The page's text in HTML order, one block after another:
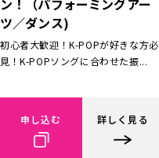
ツ／ダンス)
初心者大歓迎！K-POPが好きな方必
見！K-POPソングに合わせた振...
申し込む 詳しく見る